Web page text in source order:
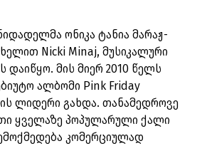
ონიკა ტანია მარაჟ-
Nicki Minaj, მუსიკალური
დაიწყო. მის მიერ 2010 წელს
ალბომი Pink Friday
ლიდერი გახდა. თანამედროვე
ყველაზე პოპულარული ქალი
კომერციულად